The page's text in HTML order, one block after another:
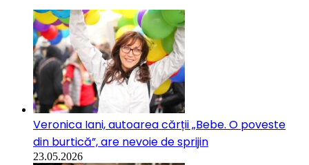
Veronica Iani, autoarea cărții „Bebe. O poveste
din burtică”, are nevoie de sprijin
23.05.2026